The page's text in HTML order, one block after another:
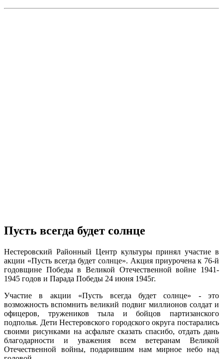
Пусть всегда будет солнце
Нестеровский Районный Центр культуры принял участие в
акции «Пусть всегда будет солнце». Акция приурочена к 76-й
годовщине Победы в Великой Отечественной войне 1941-
1945 годов и Парада Победы 24 июня 1945г.
Участие в акции «Пусть всегда будет солнце» - это
возможность вспомнить великий подвиг миллионов солдат и
офицеров, тружеников тыла и бойцов партизанского
подполья. Дети Нестеровского городского округа постарались
своими рисунками на асфальте сказать спасибо, отдать дань
благодарности и уважения всем ветеранам Великой
Отечественной войны, подарившим нам мирное небо над